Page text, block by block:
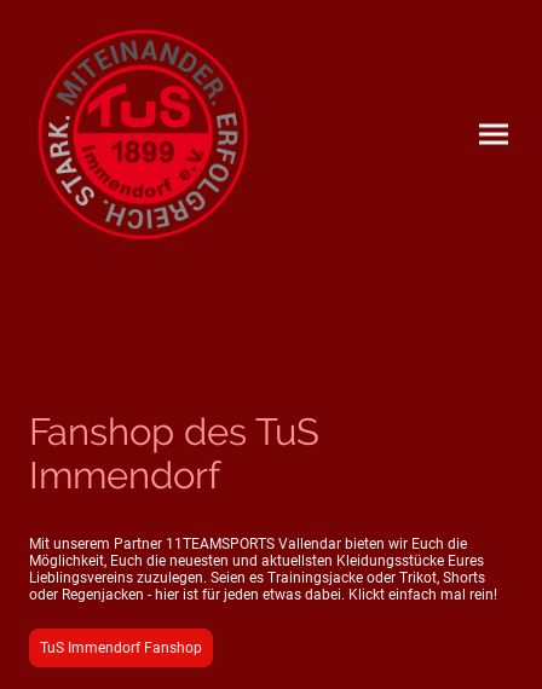
Fanshop des TuS
Immendorf
Mit unserem Partner 11TEAMSPORTS Vallendar bieten wir Euch die
Möglichkeit, Euch die neuesten und aktuellsten Kleidungsstücke Eures
Lieblingsvereins zuzulegen. Seien es Trainingsjacke oder Trikot, Shorts
oder Regenjacken - hier ist für jeden etwas dabei. Klickt einfach mal rein!
TuS Immendorf Fanshop